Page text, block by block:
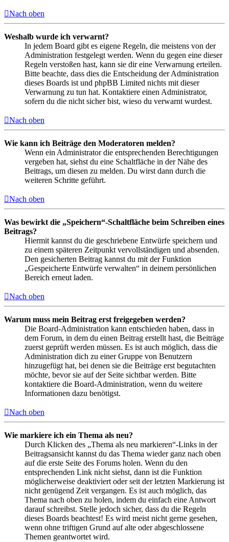
Nach oben
Weshalb wurde ich verwarnt?
In jedem Board gibt es eigene Regeln, die meistens von der
Administration festgelegt werden. Wenn du gegen eine dieser
Regeln verstoßen hast, kann sie dir eine Verwarnung erteilen.
Bitte beachte, dass dies die Entscheidung der Administration
dieses Boards ist und phpBB Limited nichts mit dieser
Verwarnung zu tun hat. Kontaktiere einen Administrator,
sofern du die nicht sicher bist, wieso du verwarnt wurdest.
Nach oben
Wie kann ich Beiträge den Moderatoren melden?
Wenn ein Administrator die entsprechenden Berechtigungen
vergeben hat, siehst du eine Schaltfläche in der Nähe des
Beitrags, um diesen zu melden. Du wirst dann durch die
weiteren Schritte geführt.
Nach oben
Was bewirkt die „Speichern“-Schaltfläche beim Schreiben eines
Beitrags?
Hiermit kannst du die geschriebene Entwürfe speichern und
zu einem späteren Zeitpunkt vervollständigen und absenden.
Den gesicherten Beitrag kannst du mit der Funktion
„Gespeicherte Entwürfe verwalten“ in deinem persönlichen
Bereich erneut laden.
Nach oben
Warum muss mein Beitrag erst freigegeben werden?
Die Board-Administration kann entschieden haben, dass in
dem Forum, in dem du einen Beitrag erstellt hast, die Beiträge
zuerst geprüft werden müssen. Es ist auch möglich, dass die
Administration dich zu einer Gruppe von Benutzern
hinzugefügt hat, bei denen sie die Beiträge erst begutachten
möchte, bevor sie auf der Seite sichtbar werden. Bitte
kontaktiere die Board-Administration, wenn du weitere
Informationen dazu benötigst.
Nach oben
Wie markiere ich ein Thema als neu?
Durch Klicken des „Thema als neu markieren“-Links in der
Beitragsansicht kannst du das Thema wieder ganz nach oben
auf die erste Seite des Forums holen. Wenn du den
entsprechenden Link nicht siehst, dann ist die Funktion
möglicherweise deaktiviert oder seit der letzten Markierung ist
nicht genügend Zeit vergangen. Es ist auch möglich, das
Thema nach oben zu holen, indem du einfach eine Antwort
darauf schreibst. Stelle jedoch sicher, dass du die Regeln
dieses Boards beachtest! Es wird meist nicht gerne gesehen,
wenn ohne triftigen Grund auf alte oder abgeschlossene
Themen geantwortet wird.